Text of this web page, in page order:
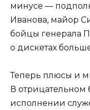
минусе —
Иванова, майор
бойцы генерала
о дискетах
Теперь плюсы и
В
исполнении